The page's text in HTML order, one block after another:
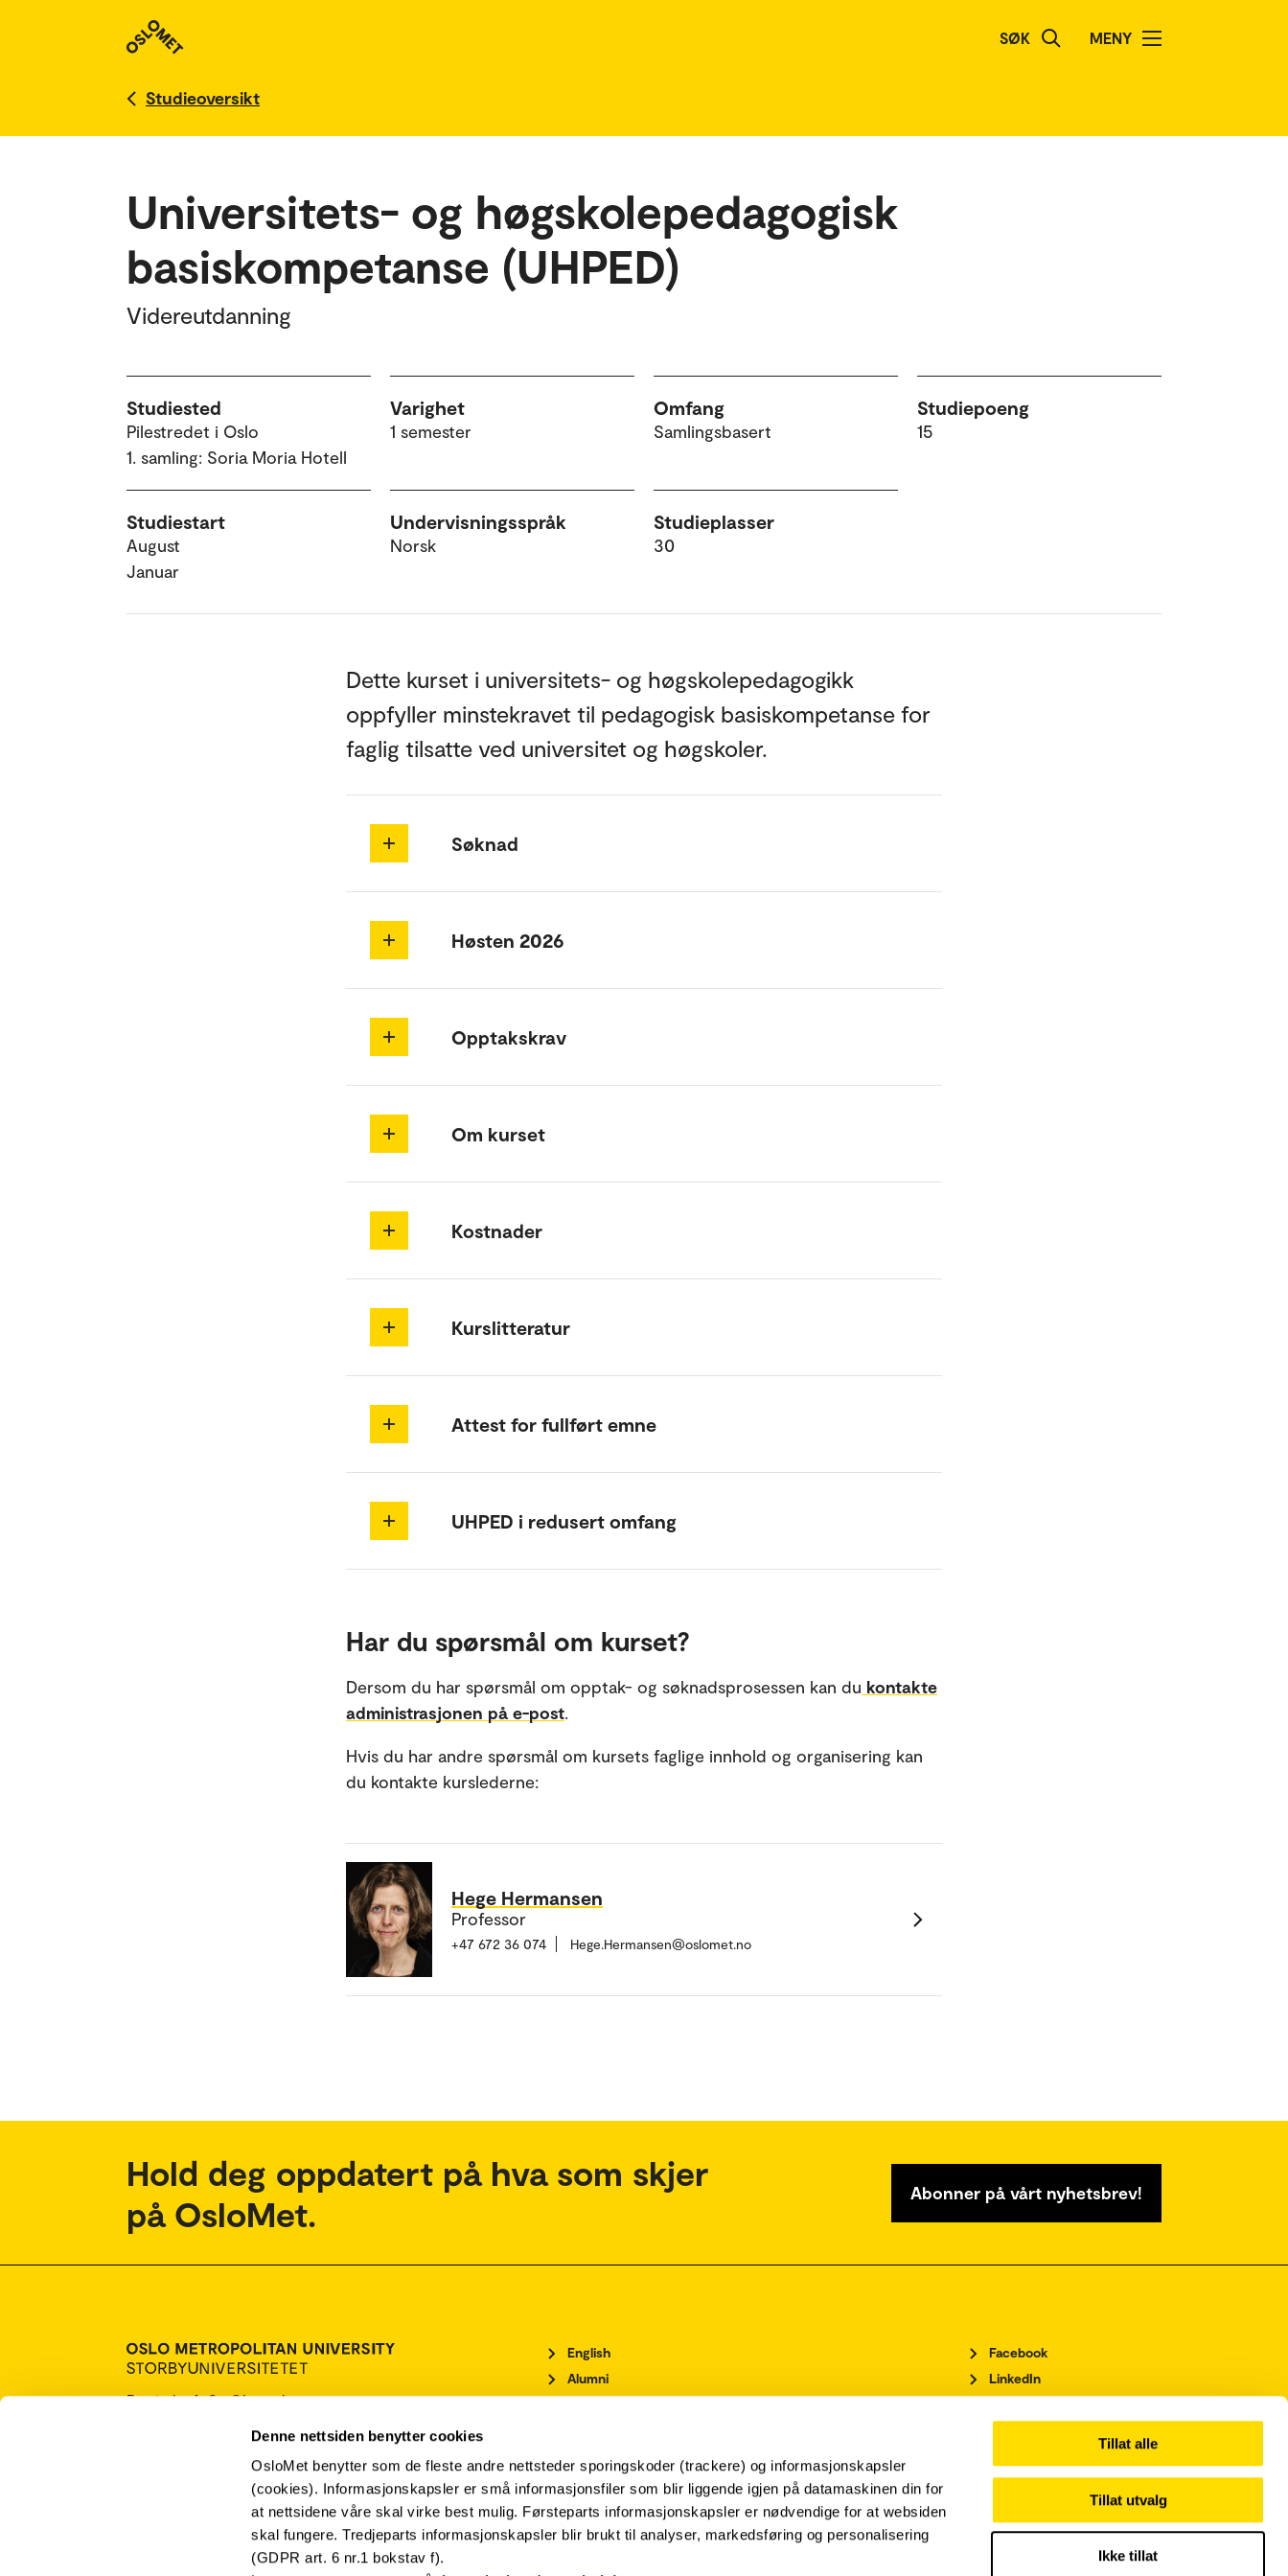
Denne nettsiden benytter cookies
OsloMet benytter som de fleste andre nettsteder sporingskoder (trackere) og informasjonskapsler
(cookies). Informasjonskapsler er små informasjonsfiler som blir liggende igjen på datamaskinen din for
at nettsidene våre skal virke best mulig. Førsteparts informasjonskapsler er nødvendige for at websiden
skal fungere. Tredjeparts informasjonskapsler blir brukt til analyser, markedsføring og personalisering
(GDPR art. 6 nr.1 bokstav f).
Tillat alle
Tillat utvalg
Ikke tillat
SØK MENY
English version
Studieoversikt
Universitets- og høgskolepedagogisk
basiskompetanse (UHPED)
Videreutdanning
Studiested
Pilestredet i Oslo
1. samling: Soria Moria Hotell
Varighet
1 semester
Omfang
Samlingsbasert
Studiepoeng
15
Studiestart
August
Januar
Undervisningsspråk
Norsk
Studieplasser
30
Dette kurset i universitets- og høgskolepedagogikk
oppfyller minstekravet til pedagogisk basiskompetanse for
faglig tilsatte ved universitet og høgskoler.
Søknad
Høsten 2026
Opptakskrav
Om kurset
Kostnader
Kurslitteratur
Attest for fullført emne
UHPED i redusert omfang
Har du spørsmål om kurset?
Dersom du har spørsmål om opptak- og søknadsprosessen kan du kontakte
administrasjonen på e-post.
Hvis du har andre spørsmål om kursets faglige innhold og organisering kan
du kontakte kurslederne:
Hege Hermansen
Professor
+47 672 36 074 Hege.Hermansen@oslomet.no
Hold deg oppdatert på hva som skjer
på OsloMet.
Abonner på vårt nyhetsbrev!
Postboks 4, St. Olavs plass
English
Alumni
For studenter
Ledige stillinger
Personvernerklæring og informasjonskapslar
Facebook
LinkedIn